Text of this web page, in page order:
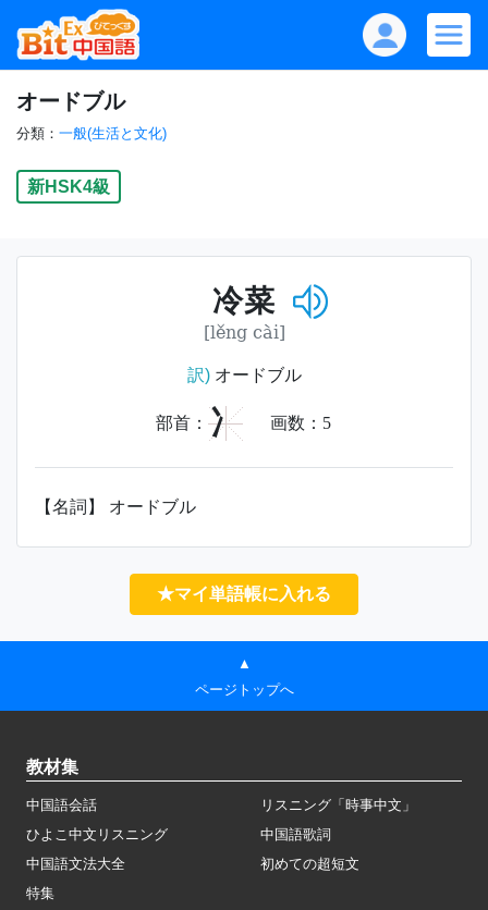
オードブル
分類： 一般(生活と文化)
新HSK4級
冷菜
[lěng cài]
訳)オードブル
部首： 冫 画数： 5
【名詞】 オードブル
★マイ単語帳に入れる
▲
ページトップへ
教材集
中国語会話
リスニング「時事中文」
ひよこ中文リスニング
中国語歌詞
中国語文法大全
初めての超短文
特集